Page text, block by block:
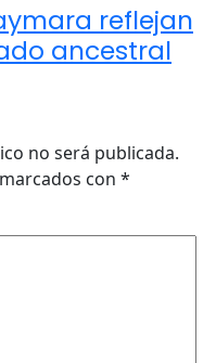
reflejan
ancestral
no será publicada.
con *